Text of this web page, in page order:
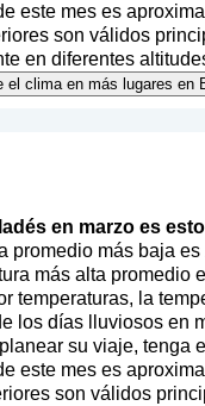
este mes es
son válidos
en diferentes
clima en más lugares en
en marzo es
más baja
más alta
temperaturas, la
los días lluviosos en
su viaje, tenga
este mes es
son válidos